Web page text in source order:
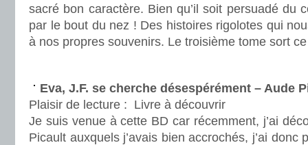
sacré bon caractère. Bien qu’il soit persuadé du
par le bout du nez ! Des histoires rigolotes qui
à nos propres souvenirs. Le troisième tome sort
Eva, J.F. se cherche désespérément – Aude
Plaisir de lecture : Livre à découvrir
Je suis venue à cette BD car récemment, j’ai
Picault auxquels j’avais bien accrochés, j’ai donc